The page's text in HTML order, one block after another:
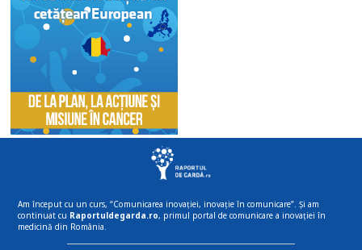
Am început cu un curs, “Comunicarea inovației, inovație în comunicare”. Și am
continuat cu Raportuldegarda.ro, primul portal de comunicare a inovației în
medicină din România.